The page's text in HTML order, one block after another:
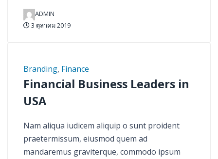
ADMIN
3 ตุลาคม 2019
Branding, Finance
Financial Business Leaders in
USA
Nam aliqua iudicem aliquip o sunt proident
praetermissum, eiusmod quem ad
mandaremus graviterque, commodo ipsum